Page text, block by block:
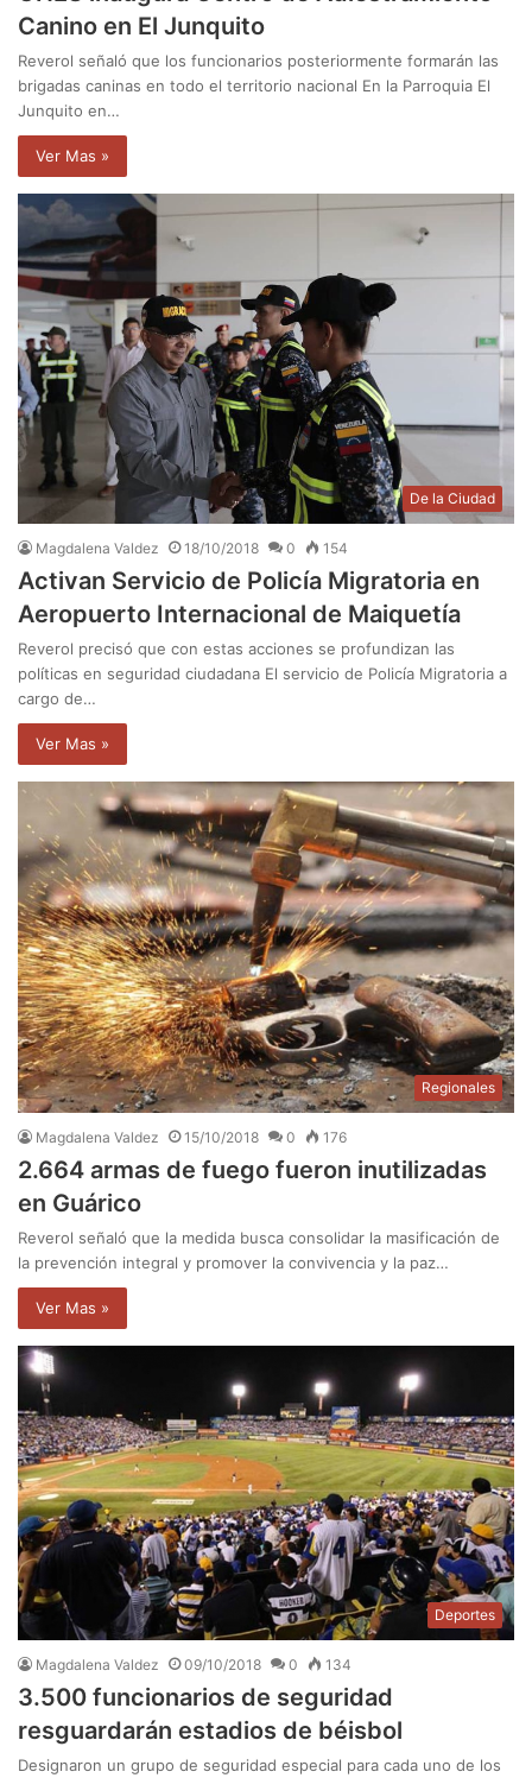
Canino en El Junquito
Reverol señaló que los funcionarios posteriormente formarán las
brigadas caninas en todo el territorio nacional En la Parroquia El
Junquito en…
Ver Mas »
De la Ciudad
Magdalena Valdez 18/10/2018 0 154
Activan Servicio de Policía Migratoria en
Aeropuerto Internacional de Maiquetía
Reverol precisó que con estas acciones se profundizan las
políticas en seguridad ciudadana El servicio de Policía Migratoria a
cargo de…
Ver Mas »
Regionales
Magdalena Valdez 15/10/2018 0 176
2.664 armas de fuego fueron inutilizadas
en Guárico
Reverol señaló que la medida busca consolidar la masificación de
la prevención integral y promover la convivencia y la paz…
Ver Mas »
Deportes
Magdalena Valdez 09/10/2018 0 134
3.500 funcionarios de seguridad
resguardarán estadios de béisbol
Designaron un grupo de seguridad especial para cada uno de los